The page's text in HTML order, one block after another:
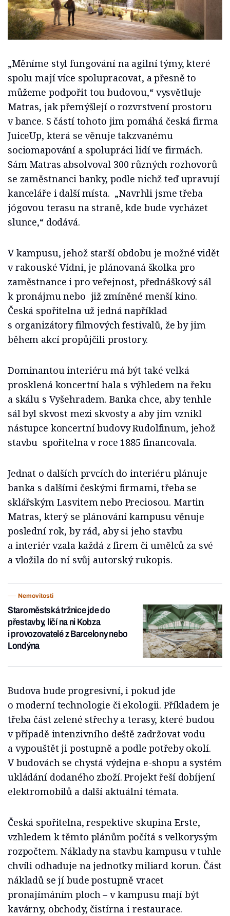
„Měníme styl fungování na agilní týmy, které
spolu mají více spolupracovat, a přesně to
můžeme podpořit tou budovou,“ vysvětluje
Matras, jak přemýšlejí o rozvrstvení prostoru
v bance. S částí tohoto jim pomáhá česká firma
JuiceUp, která se věnuje takzvanému
sociomapování a spolupráci lidí ve firmách.
Sám Matras absolvoval 300 různých rozhovorů
se zaměstnanci banky, podle nichž teď upravují
kanceláře i další místa. „Navrhli jsme třeba
jógovou terasu na straně, kde bude vycházet
slunce,“ dodává.
V kampusu, jehož starší obdobu je možné vidět
v rakouské Vídni, je plánovaná školka pro
zaměstnance i pro veřejnost, přednáškový sál
k pronájmu nebo již zmíněné menší kino.
Česká spořitelna už jedná například
s organizátory filmových festivalů, že by jim
během akcí propůjčili prostory.
Dominantou interiéru má být také velká
prosklená koncertní hala s výhledem na řeku
a skálu s Vyšehradem. Banka chce, aby tenhle
sál byl skvost mezi skvosty a aby jím vznikl
nástupce koncertní budovy Rudolfinum, jehož
stavbu spořitelna v roce 1885 financovala.
Jednat o dalších prvcích do interiéru plánuje
banka s dalšími českými firmami, třeba se
sklářským Lasvitem nebo Preciosou. Martin
Matras, který se plánování kampusu věnuje
poslední rok, by rád, aby si jeho stavbu
a interiér vzala každá z firem či umělců za své
a vložila do ní svůj autorský rukopis.
Nemovitosti
Staroměstská tržnice jde do
přestavby, líčí na ni Kobza
i provozovatelé z Barcelony nebo
Londýna
Budova bude progresivní, i pokud jde
o moderní technologie či ekologii. Příkladem je
třeba část zelené střechy a terasy, které budou
v případě intenzivního deště zadržovat vodu
a vypouštět ji postupně a podle potřeby okolí.
V budovách se chystá výdejna e-shopu a systém
ukládání dodaného zboží. Projekt řeší dobíjení
elektromobilů a další aktuální témata.
Česká spořitelna, respektive skupina Erste,
vzhledem k těmto plánům počítá s velkorysým
rozpočtem. Náklady na stavbu kampusu v tuhle
chvíli odhaduje na jednotky miliard korun. Část
nákladů se jí bude postupně vracet
pronajímáním ploch – v kampusu mají být
kavárny, obchody, čistírna i restaurace.